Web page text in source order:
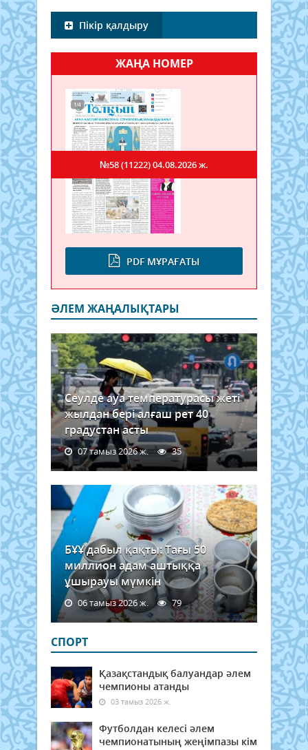
Пікір қалдыру
ЖАҢА НОМЕР
PDF МҰРАҒАТЫ
№58 (11222)04.08.2026 ж.
ӘЛЕМ ЖАҢАЛЫҚТАРЫ
Сеулде ауа температурасы жеті
жылдан бері алғаш рет 40
градустан асты
07 тамыз 2026 ж. 35
БҰҰ дабыл қақты: Тағы 50
миллион адам аштыққа
ұшырауы мүмкін
06 тамыз 2026 ж. 79
СПОРТ
Қазақстандық балуандар әлем
чемпионы атанды
03 тамыз 2026 ж.
Футболдан келесі әлем
чемпионатының жеңімпазы кім